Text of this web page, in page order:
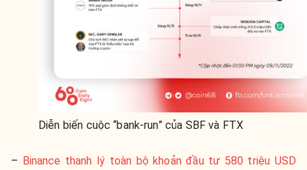
Diễn biến cuộc “bank-run” của SBF và FTX
– Binance thanh lý toàn bộ khoản đầu tư 580 triệu USD